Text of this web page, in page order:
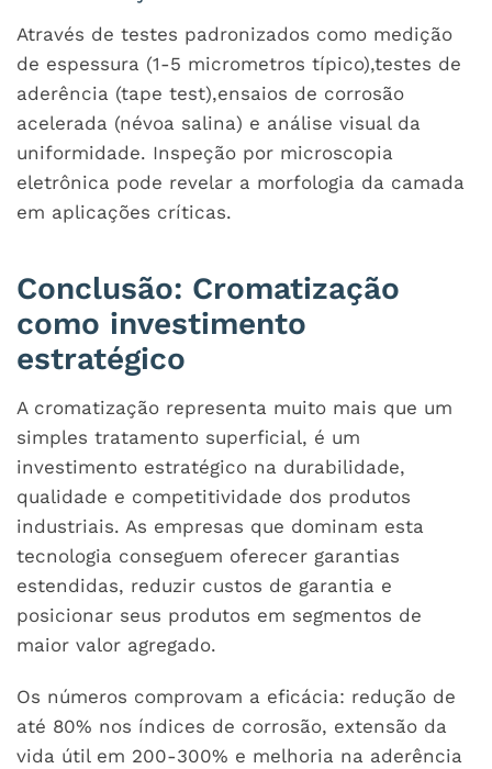
Através de testes padronizados como medição
de espessura (1-5 micrometros típico),testes de
aderência (tape test),ensaios de corrosão
acelerada (névoa salina) e análise visual da
uniformidade. Inspeção por microscopia
eletrônica pode revelar a morfologia da camada
em aplicações críticas.
Conclusão: Cromatização
como investimento
estratégico
A cromatização representa muito mais que um
simples tratamento superficial, é um
investimento estratégico na durabilidade,
qualidade e competitividade dos produtos
industriais. As empresas que dominam esta
tecnologia conseguem oferecer garantias
estendidas, reduzir custos de garantia e
posicionar seus produtos em segmentos de
maior valor agregado.
Os números comprovam a eficácia: redução de
até 80% nos índices de corrosão, extensão da
vida útil em 200-300% e melhoria na aderência